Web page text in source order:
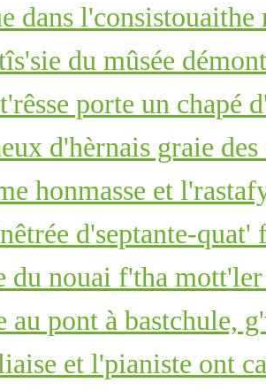
dans l'consistouaithe
du mûsée
porte un chapé
d'hèrnais graie des
honmasse et
d'septante-quat'
du nouai f'tha
au pont à bastchule,
et l'pianiste ont